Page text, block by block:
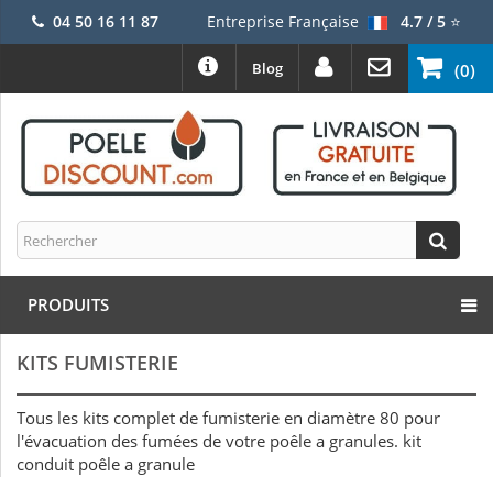
04 50 16 11 87 Entreprise Française 4.7 / 5⭐
(0)
Blog
PRODUITS
KITS FUMISTERIE
Tous les kits complet de fumisterie en diamètre 80 pour
l'évacuation des fumées de votre poêle a granules. kit
conduit poêle a granule